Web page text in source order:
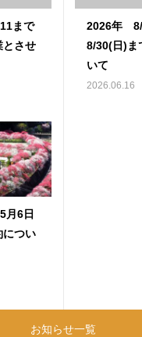
まで
とさせ
2026年 8/
8/30(日)ま
いて
2026.06.16
月6日
につい
お知らせ一覧